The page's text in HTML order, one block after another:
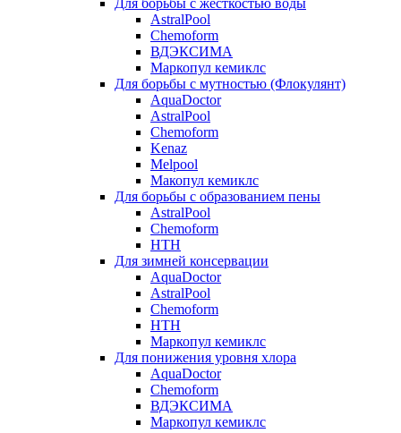
AstralPool
Chemoform
ВДЭКСИМА
Маркопул кемиклс
Для борьбы с мутностью (Флокулянт)
AquaDoctor
AstralPool
Chemoform
Kenaz
Melpool
Макопул кемиклс
Для борьбы с образованием пены
AstralPool
Chemoform
HTH
Для зимней консервации
AquaDoctor
AstralPool
Chemoform
HTH
Маркопул кемиклс
Для понижения уровня хлора
AquaDoctor
Chemoform
ВДЭКСИМА
Маркопул кемиклс